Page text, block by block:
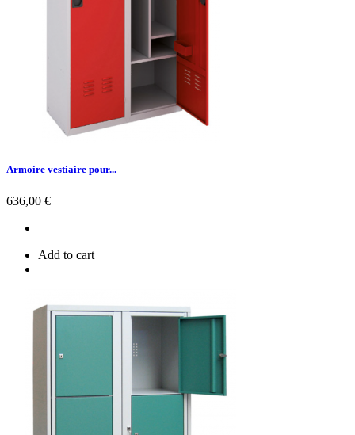
Armoire vestiaire pour...
Prix
636,00 €
Add to cart